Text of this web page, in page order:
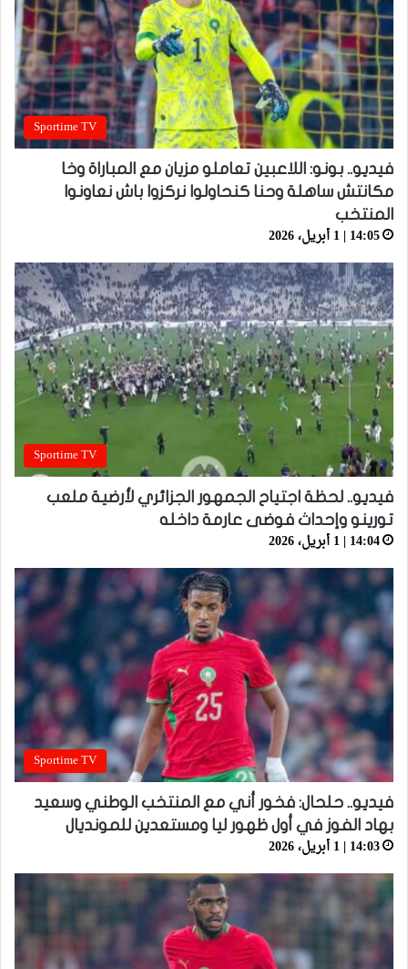
Sportime TV
فيديو.. بونو: اللاعبين تعاملو مزيان مع المباراة وخا
مكانتش ساهلة وحنا كنحاولوا نركزوا باش نعاونوا
المنتخب
14:05 | 1 أبريل، 2026
Sportime TV
فيديو.. لحظة اجتياح الجمهور الجزائري لأرضية ملعب
تورينو وإحداث فوضى عارمة داخله
14:04 | 1 أبريل، 2026
Sportime TV
فيديو.. حلحال: فخور أني مع المنتخب الوطني وسعيد
بهاد الفوز في أول ظهور ليا ومستعدين للمونديال
14:03 | 1 أبريل، 2026